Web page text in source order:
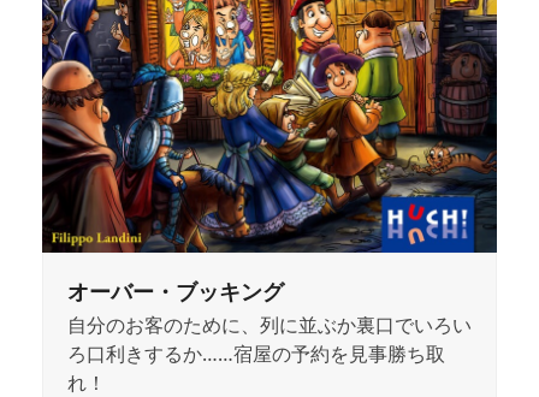
オーバー・ブッキング
自分のお客のために、列に並ぶか裏口でいろい
ろ口利きするか……宿屋の予約を見事勝ち取
れ！